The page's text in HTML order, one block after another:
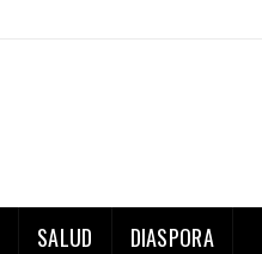
SALUD DIASPORA